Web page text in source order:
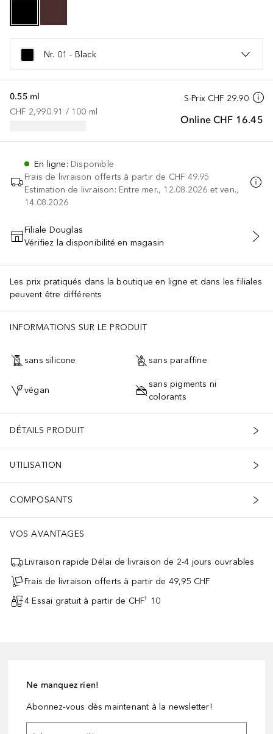
Nr. 01 - Black
S-Prix CHF 29.90
Online CHF 16.45
0.55 ml
CHF 2,990.91 / 100 ml
En ligne: Disponible
Frais de livraison offerts à partir de CHF 49.95
Estimation de livraison: Entre mer., 12.08.2026 et ven.,
14.08.2026
AJOUTER AU PANIER
Filiale Douglas
Vérifiez la disponibilité en magasin
Les prix pratiqués dans la boutique en ligne et dans les filiales
peuvent être différents
INFORMATIONS SUR LE PRODUIT
sans silicone sans paraffine
végan
sans pigments ni
colorants
DÉTAILS PRODUIT
UTILISATION
COMPOSANTS
VOS AVANTAGES
Livraison rapide Délai de livraison de 2-4 jours ouvrables
Frais de livraison offerts à partir de 49,95 CHF
4 Essai gratuit à partir de CHF¹ 10
Ne manquez rien!
Abonnez-vous dès maintenant à la newsletter!